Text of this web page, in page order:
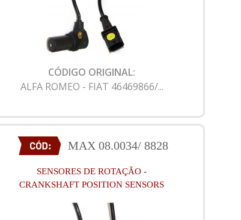
CÓDIGO ORIGINAL:
ALFA ROMEO - FIAT 46469866/...
MAX 08.0034/ 8828
SENSORES DE ROTAÇÃO -
CRANKSHAFT POSITION SENSORS